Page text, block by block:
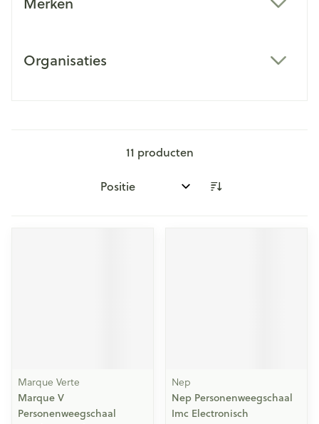
Organisaties
11 producten
Sorteer op:
Marque Verte
Marque V
Personenweegschaal
Nep
Nep Personenweegschaal
Imc Electronisch